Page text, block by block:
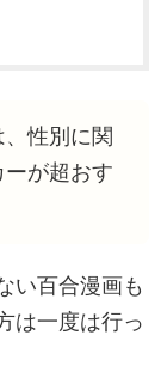
性別に関
が超おす
い百合漫画も
は一度は行っ